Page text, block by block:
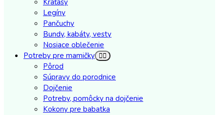
Legíny
Pančuchy
Bundy, kabáty, vesty
Nosiace oblečenie
Potreby pre mamičky
Pôrod
Súpravy do porodnice
Dojčenie
Potreby, pomôcky na dojčenie
Kokony pre babatka